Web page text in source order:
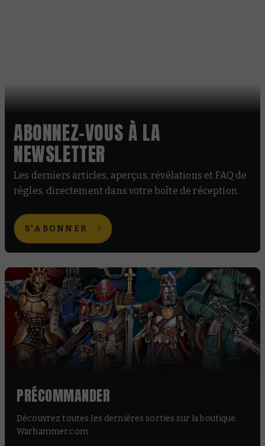
ABONNEZ-VOUS À LA
NEWSLETTER
Les derniers articles, aperçus, révélations et FAQ de
règles, directement dans votre boîte de réception.
S'ABONNER
PRÉCOMMANDER
Découvrez toutes les dernières sorties sur la boutique
Warhammer.com